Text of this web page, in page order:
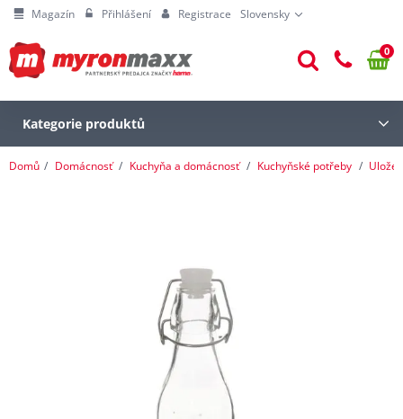
Magazín Přihlášení Registrace Slovensky
0
Kategorie produktů
Domů Domácnosť Kuchyňa a domácnosť Kuchyňské potřeby